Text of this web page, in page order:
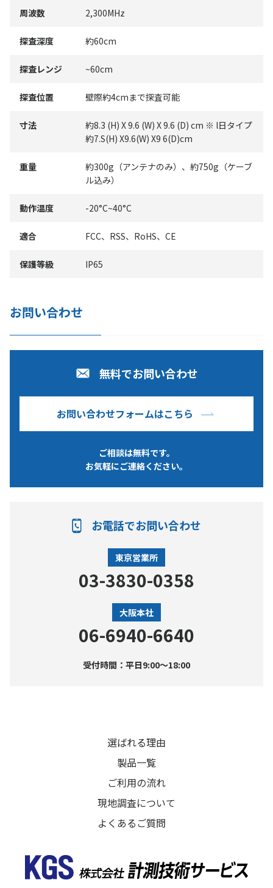
周波数 2,300MHz
探査深度 約60cm
探査レンジ ~60cm
探査位置 壁際約4cmまで探査可能
寸法
約8.3 (H) X 9.6 (W) X 9.6 (D) cm ※ l日タイプ
約7.S(H) X9.6(W) X9 6(D)cm
重量
約300g（アンテナのみ）、約750g（ケーブ
ル込み）
動作温度 -20°C~40°C
適合 FCC、RSS、RoHS、CE
保護等級 IP65
お問い合わせ
無料でお問い合わせ
お問い合わせフォームはこちら
ご相談は無料です。
お気軽にご連絡ください。
お電話でお問い合わせ
東京営業所
03-3830-0358
大阪本社
06-6940-6640
受付時間：平日9:00〜18:00
選ばれる理由
製品一覧
ご利用の流れ
現地調査について
よくあるご質問